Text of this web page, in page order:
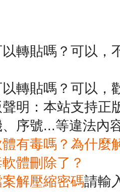
轉貼嗎？可以，
轉貼嗎？可以，
明：本站支持正
序號...等違法內
有毒嗎？為什麼
體刪除了？
解壓縮密碼請輸